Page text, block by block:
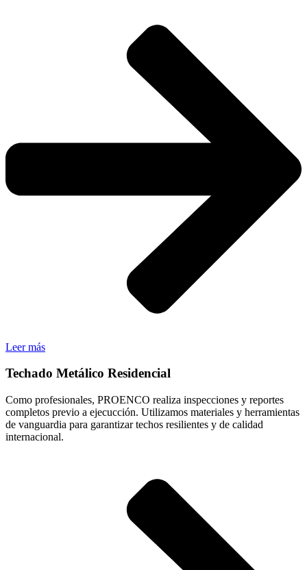
Leer más
Techado Metálico Residencial
Como profesionales, PROENCO realiza inspecciones y reportes
completos previo a ejecucción. Utilizamos materiales y herramientas
de vanguardia para garantizar techos resilientes y de calidad
internacional.